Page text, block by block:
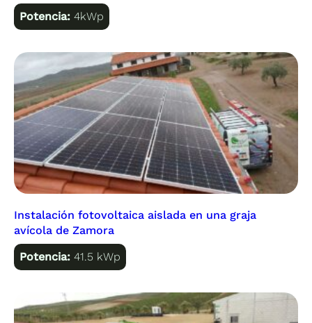
Potencia:4kWp
Instalación fotovoltaica aislada en una graja
avícola de Zamora
Potencia:41.5 kWp